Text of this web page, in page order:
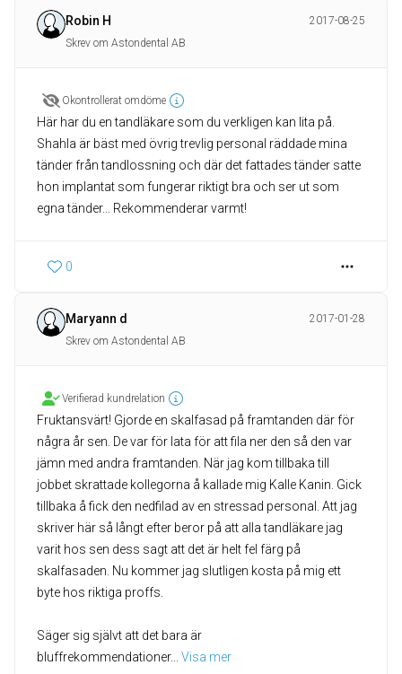
Robin H
2017-08-25
Skrev om Astondental AB
Okontrollerat omdöme
Här har du en tandläkare som du verkligen kan lita på.
Shahla är bäst med övrig trevlig personal räddade mina
tänder från tandlossning och där det fattades tänder satte
hon implantat som fungerar riktigt bra och ser ut som
egna tänder... Rekommenderar varmt!
0
Maryann d
2017-01-28
Skrev om Astondental AB
Verifierad kundrelation
Fruktansvärt! Gjorde en skalfasad på framtanden där för
några år sen. De var för lata för att fila ner den så den var
jämn med andra framtanden. När jag kom tillbaka till
jobbet skrattade kollegorna å kallade mig Kalle Kanin. Gick
tillbaka å fick den nedfilad av en stressad personal. Att jag
skriver här så långt efter beror på att alla tandläkare jag
varit hos sen dess sagt att det är helt fel färg på
skalfasaden. Nu kommer jag slutligen kosta på mig ett
byte hos riktiga proffs.
Säger sig självt att det bara är
bluffrekommendationer... Visa mer